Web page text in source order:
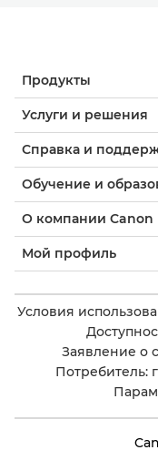
Продукты
Услуги и решения
Справка и
Обучение и
О компании Canon
Мой профиль
Условия
Заявление о
Потребитель: